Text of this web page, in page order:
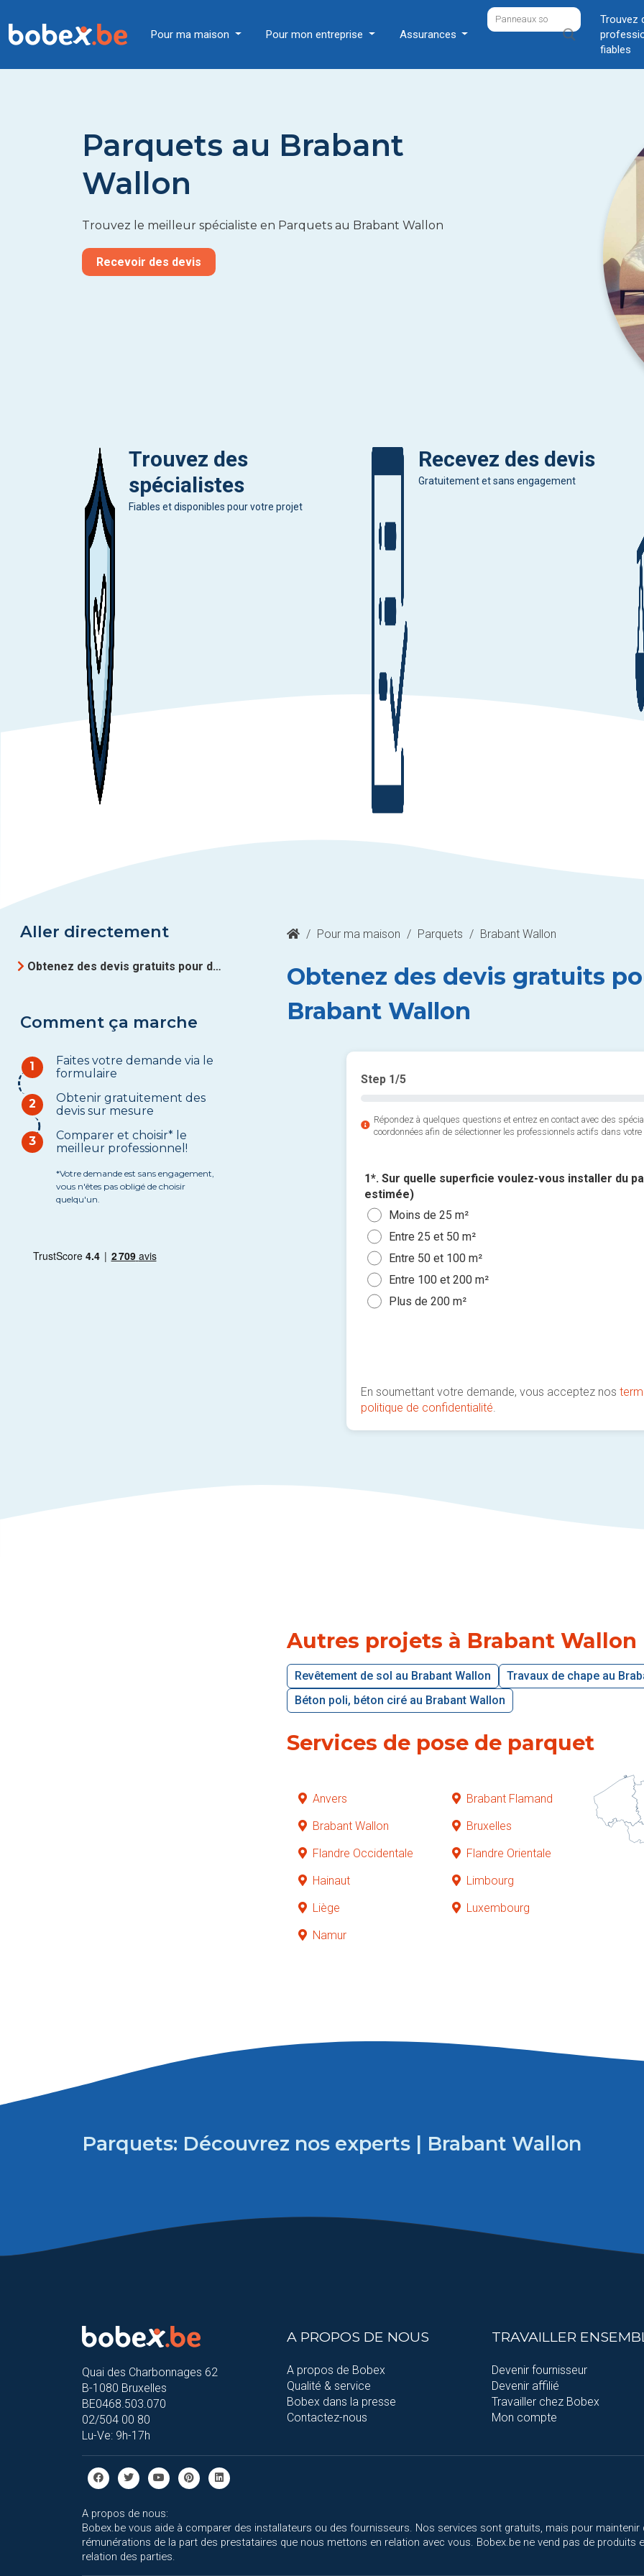
Pour ma maison Pour mon entreprise Assurances
Trouvez
fiables
Parquets au Brabant
Wallon
Trouvez le meilleur spécialiste en Parquets au Brabant Wallon
Recevoir des devis
Trouvez des
spécialistes
Fiables et disponibles pour votre projet
Recevez des devis
Gratuitement et sans engagement
Aller directement
Obtenez des devis gratuits pour des Parquets à Brabant Wallon
Comment ça marche
1
Faites votre demande via le
formulaire
2
Obtenir gratuitement des
devis sur mesure
3
Comparer et choisir* le
meilleur professionnel!
*Votre demande est sans engagement,
vous n'êtes pas obligé de choisir
quelqu'un.
/ Pour ma maison / Parquets / Brabant Wallon
Obtenez des devis gratuits
Brabant Wallon
Step 1/5
Répondez à quelques questions et entrez en contact avec des
coordonnées afin de sélectionner les professionnels actifs dans votre
1*. Sur quelle superficie voulez-vous installer du
estimée)
Moins de 25 m²
Entre 25 et 50 m²
Entre 50 et 100 m²
Entre 100 et 200 m²
Plus de 200 m²
En soumettant votre demande, vous acceptez nos
politique de confidentialité.
Autres projets à Brabant Wallon
Revêtement de sol au Brabant Wallon Travaux de chape au
Béton poli, béton ciré au Brabant Wallon
Services de pose de parquet
Anvers
Brabant Flamand
Brabant Wallon
Bruxelles
Flandre Occidentale
Flandre Orientale
Hainaut
Limbourg
Liège
Luxembourg
Namur
Parquets: Découvrez nos experts | Brabant Wallon
Quai des Charbonnages 62
B-1080 Bruxelles
BE0468.503.070
02/504 00 80
Lu-Ve: 9h-17h
A PROPOS DE NOUS
A propos de Bobex
Qualité & service
Bobex dans la presse
Contactez-nous
TRAVAILLER
Devenir fournisseur
Devenir affilié
Travailler chez Bobex
Mon compte
A propos de nous:
Bobex.be vous aide à comparer des installateurs ou des fournisseurs. Nos services sont gratuits, mais pour
rémunérations de la part des prestataires que nous mettons en relation avec vous. Bobex.be ne vend pas de produits
relation des parties.